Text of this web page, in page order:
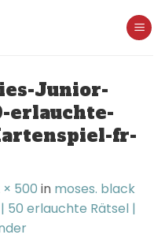
Junior-
erlauchte-
fr-
500 in moses. black
50 erlauchte Rätsel |